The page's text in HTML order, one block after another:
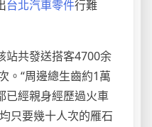
台北汽車零件行難
站共發送搭客4700余
。“周邊總生齒約1萬
已經親身經歷過火車
只要幾十人次的雁石